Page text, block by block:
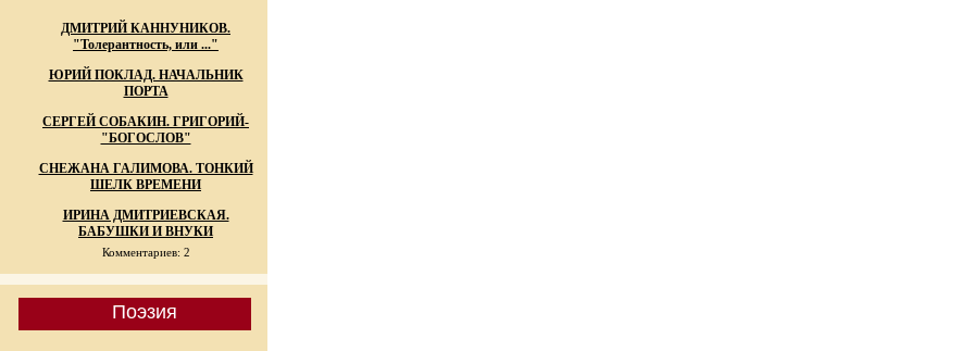
ДМИТРИЙ КАННУНИКОВ.
"Толерантность, или ..."
ЮРИЙ ПОКЛАД. НАЧАЛЬНИК
ПОРТА
СЕРГЕЙ СОБАКИН. ГРИГОРИЙ-
"БОГОСЛОВ"
СНЕЖАНА ГАЛИМОВА. ТОНКИЙ
ШЕЛК ВРЕМЕНИ
ИРИНА ДМИТРИЕВСКАЯ.
БАБУШКИ И ВНУКИ
Комментариев: 2
Поэзия